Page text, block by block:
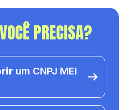
PRECISA?
um CNPJ MEI